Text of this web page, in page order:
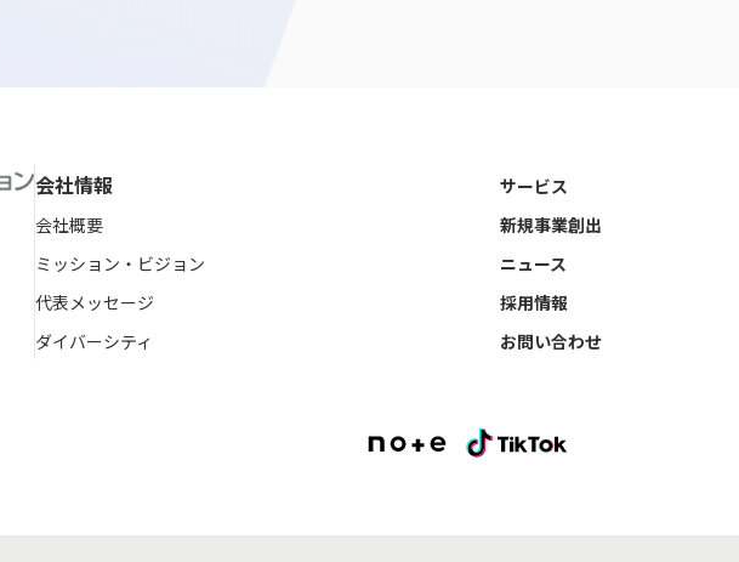
会社情報
会社概要
ミッション・ビジョン
代表メッセージ
ダイバーシティ
サービス
新規事業創出
ニュース
採用情報
お問い合わせ